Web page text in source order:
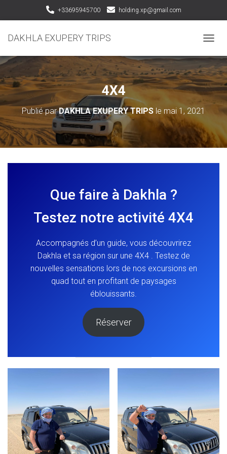
+33695945700 holding.xp@gmail.com
DAKHLA EXUPERY TRIPS
É
P
L
I
N
I
4X4
Publié parDAKHLA EXUPERY TRIPS le mai 1, 2021
Que faire à Dakhla ?
Testez notre activité 4X4
Accompagnés d’un guide, vous découvrirez
Dakhla et sa région sur une 4X4 . Testez de
nouvelles sensations lors de nos excursions en
quad tout en profitant de paysages
éblouissants.
Réserver